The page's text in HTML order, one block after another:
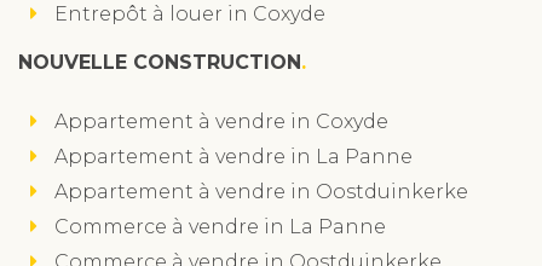
Entrepôt à louer in Coxyde
NOUVELLE CONSTRUCTION
Appartement à vendre in Coxyde
Appartement à vendre in La Panne
Appartement à vendre in Oostduinkerke
Commerce à vendre in La Panne
Commerce à vendre in Oostduinkerke